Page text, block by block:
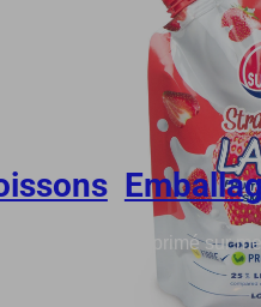
,
bec verseur, imprimé sur